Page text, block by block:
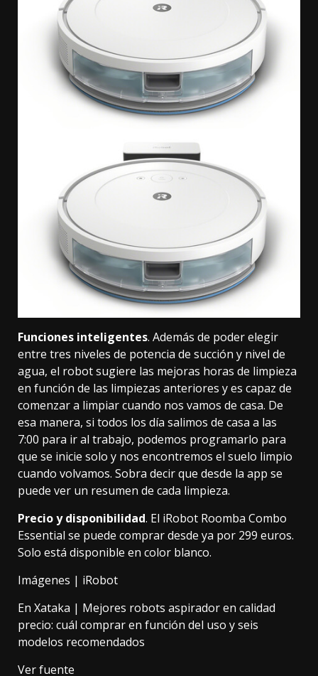
Funciones inteligentes. Además de poder elegir
entre tres niveles de potencia de succión y nivel de
agua, el robot sugiere las mejoras horas de limpieza
en función de las limpiezas anteriores y es capaz de
comenzar a limpiar cuando nos vamos de casa. De
esa manera, si todos los día salimos de casa a las
7:00 para ir al trabajo, podemos programarlo para
que se inicie solo y nos encontremos el suelo limpio
cuando volvamos. Sobra decir que desde la app se
puede ver un resumen de cada limpieza.
Precio y disponibilidad. El iRobot Roomba Combo
Essential se puede comprar desde ya por 299 euros.
Solo está disponible en color blanco.
Imágenes | iRobot
En Xataka | Mejores robots aspirador en calidad
precio: cuál comprar en función del uso y seis
modelos recomendados
Ver fuente